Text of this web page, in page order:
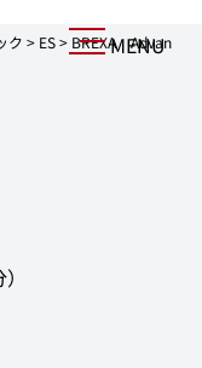
MENU
ク > ES> BREXA Advan